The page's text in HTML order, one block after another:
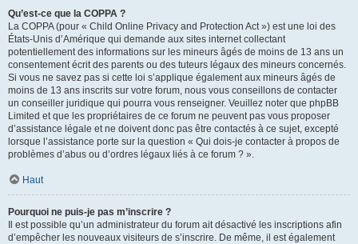
Qu’est-ce que la COPPA ?
La COPPA (pour « Child Online Privacy and Protection Act ») est une loi des
États-Unis d’Amérique qui demande aux sites internet collectant
potentiellement des informations sur les mineurs âgés de moins de 13 ans un
consentement écrit des parents ou des tuteurs légaux des mineurs concernés.
Si vous ne savez pas si cette loi s’applique également aux mineurs âgés de
moins de 13 ans inscrits sur votre forum, nous vous conseillons de contacter
un conseiller juridique qui pourra vous renseigner. Veuillez noter que phpBB
Limited et que les propriétaires de ce forum ne peuvent pas vous proposer
d’assistance légale et ne doivent donc pas être contactés à ce sujet, excepté
lorsque l’assistance porte sur la question « Qui dois-je contacter à propos de
problèmes d’abus ou d’ordres légaux liés à ce forum ? ».
Haut
Pourquoi ne puis-je pas m’inscrire ?
Il est possible qu’un administrateur du forum ait désactivé les inscriptions afin
d’empêcher les nouveaux visiteurs de s’inscrire. De même, il est également